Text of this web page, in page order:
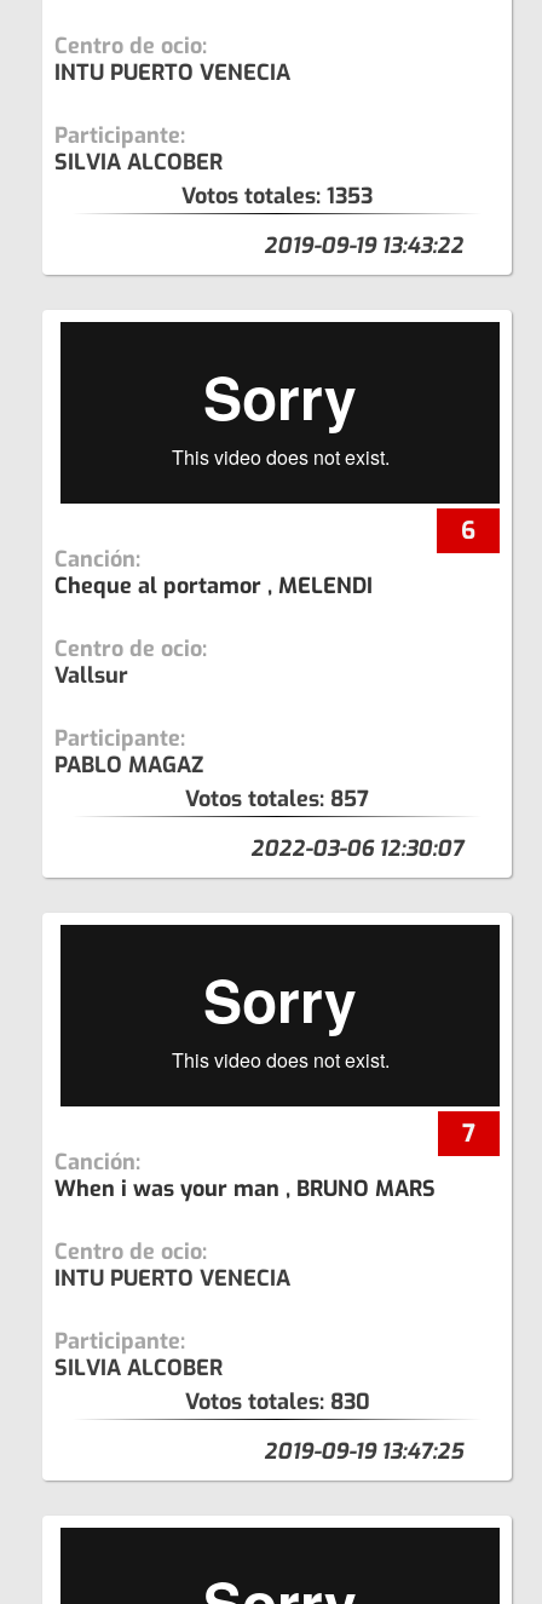
Centro de ocio:
INTU PUERTO VENECIA
Participante:
SILVIA ALCOBER
Votos totales: 1353
2019-09-19 13:43:22
6
Canción:
Cheque al portamor , MELENDI
Centro de ocio:
Vallsur
Participante:
PABLO MAGAZ
Votos totales: 857
2022-03-06 12:30:07
7
Canción:
When i was your man , BRUNO MARS
Centro de ocio:
INTU PUERTO VENECIA
Participante:
SILVIA ALCOBER
Votos totales: 830
2019-09-19 13:47:25